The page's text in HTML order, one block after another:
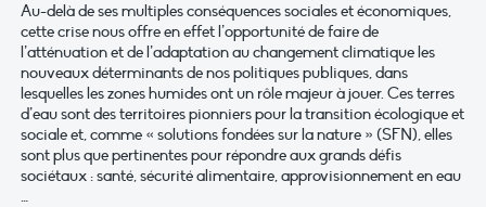
Au-delà de ses multiples conséquences sociales et économiques,
cette crise nous offre en effet l’opportunité de faire de
l’atténuation et de l’adaptation au changement climatique les
nouveaux déterminants de nos politiques publiques, dans
lesquelles les zones humides ont un rôle majeur à jouer. Ces terres
d’eau sont des territoires pionniers pour la transition écologique et
sociale et, comme « solutions fondées sur la nature » (SFN), elles
sont plus que pertinentes pour répondre aux grands défis
sociétaux : santé, sécurité alimentaire, approvisionnement en eau
…